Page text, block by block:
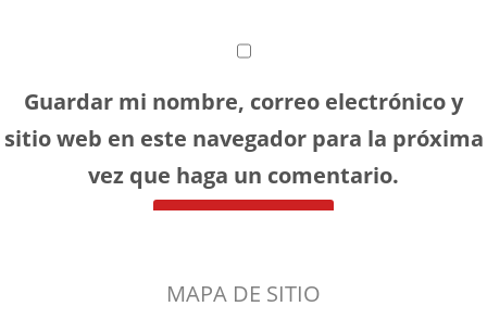
Guardar mi nombre, correo electrónico y
sitio web en este navegador para la próxima
vez que haga un comentario.
MAPA DE SITIO